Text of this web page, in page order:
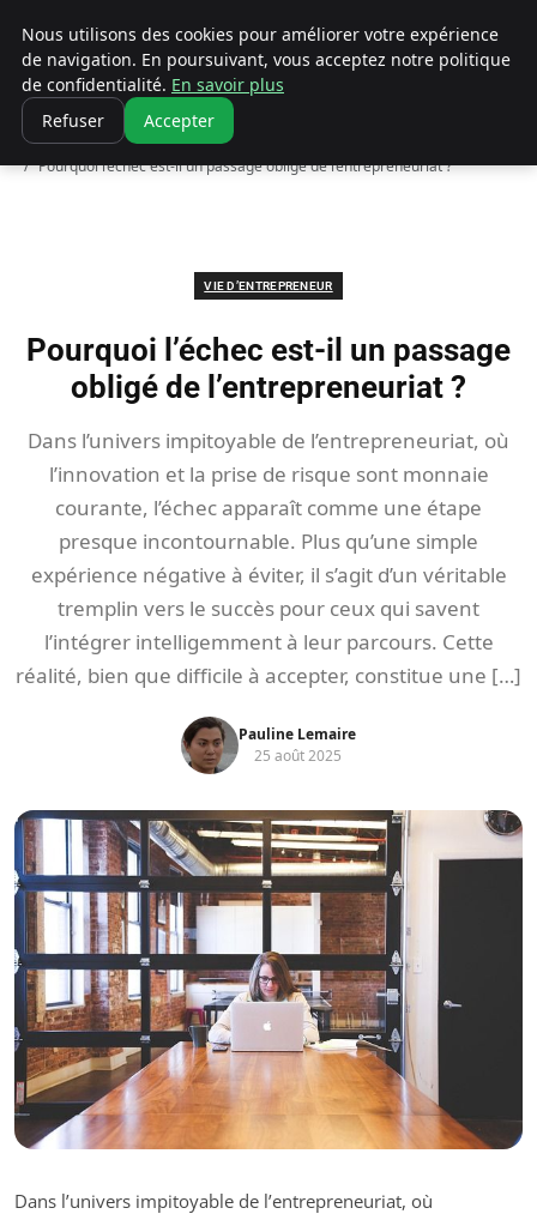
Ultimatefs
Accueil
Vie d’entrepreneur
Pourquoi l’échec est-il un passage obligé de l’entrepreneuriat ?
VIE D’ENTREPRENEUR
Pourquoi l’échec est-il un passage
obligé de l’entrepreneuriat ?
Dans l’univers impitoyable de l’entrepreneuriat, où
l’innovation et la prise de risque sont monnaie
courante, l’échec apparaît comme une étape
presque incontournable. Plus qu’une simple
expérience négative à éviter, il s’agit d’un véritable
tremplin vers le succès pour ceux qui savent
l’intégrer intelligemment à leur parcours. Cette
réalité, bien que difficile à accepter, constitue une […]
Pauline Lemaire
25 août 2025
Dans l’univers impitoyable de l’entrepreneuriat, où
Nous utilisons des cookies pour améliorer votre expérience
de navigation. En poursuivant, vous acceptez notre politique
de confidentialité. En savoir plus
Refuser
Accepter